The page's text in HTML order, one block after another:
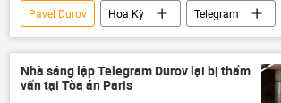
Pavel Durov Hoa Kỳ
Telegram
Donald Trump
thông tin
Ukraina
Nga
Thế giới
phương Tây
vụ ám sát
Nhà sáng lập Telegram Durov lại bị thẩm
vấn tại Tòa án Paris